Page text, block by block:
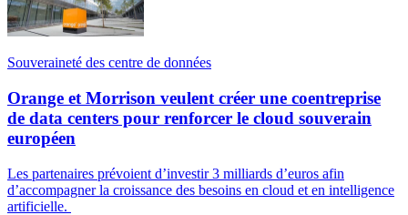
Souveraineté des centre de données
Orange et Morrison veulent créer une coentreprise
de data centers pour renforcer le cloud souverain
européen
Les partenaires prévoient d’investir 3 milliards d’euros afin
d’accompagner la croissance des besoins en cloud et en intelligence
artificielle.